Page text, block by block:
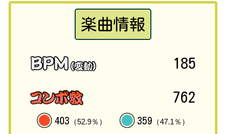
楽曲情報
185
762
403 （52.9％） 359 （47.1％）